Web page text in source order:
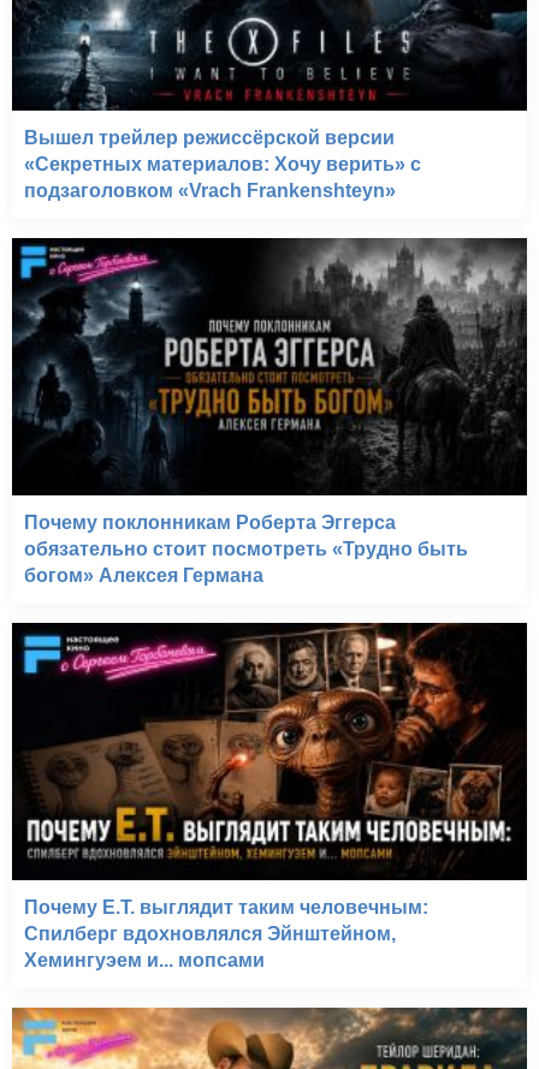
Золотой теленок (1968)
Вышел трейлер режиссёрской версии
«Секретных материалов: Хочу верить» с
подзаголовком «Vrach Frankenshteyn»
Почему поклонникам Роберта Эггерса
обязательно стоит посмотреть «Трудно быть
богом» Алексея Германа
Почему E.T. выглядит таким человечным:
Спилберг вдохновлялся Эйнштейном,
Хемингуэем и... мопсами